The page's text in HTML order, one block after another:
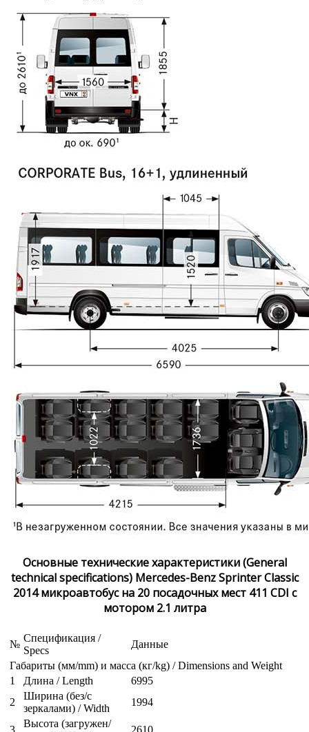
Основные технические характеристики (General
technical specifications) Mercedes-Benz Sprinter Classic
2014 микроавтобус на 20 посадочных мест 411 CDI с
мотором 2.1 литра
№
Спецификация /
Specs
Данные
Габариты (мм/mm) и масса (кг/kg) / Dimensions and Weight
1
Длина / Length
6995
2
Ширина (без/с
зеркалами) / Width
1994
3
Высота (загружен/
2610